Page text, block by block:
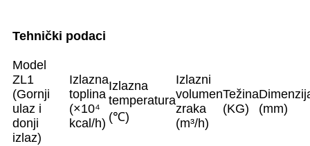
Tehnički podaci
Model
ZL1
(Gornji
ulaz i
donji
izlaz)
Izlazna
toplina
(×10⁴
kcal/h)
Izlazna
temperatura
(℃)
Izlazni
volumen
zraka
(m³/h)
Težina
(KG)
(mm)